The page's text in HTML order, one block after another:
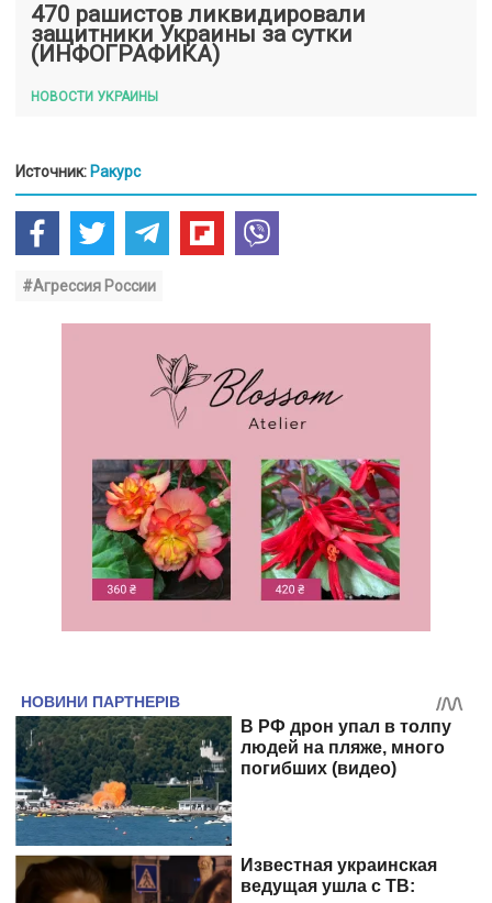
470 рашистов ликвидировали
защитники Украины за сутки
(ИНФОГРАФИКА)
НОВОСТИ УКРАИНЫ
Источник: Ракурс
#Агрессия России